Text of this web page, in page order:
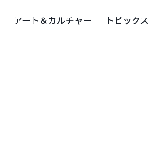
アート＆カルチャー トピックス